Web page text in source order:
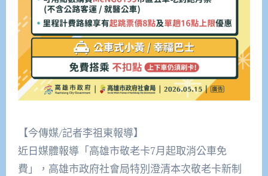
【今傳媒/記者李祖東報導】
近日媒體報導「高雄市敬老卡7月起取消公車免
費」，高雄市政府社會局特別澄清本次敬老卡新制